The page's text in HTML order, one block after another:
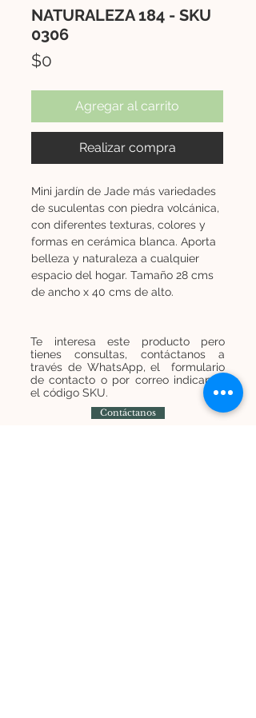
NATURALEZA 184 - SKU
0306
$0
Agregar al carrito
Realizar compra
Mini jardín de Jade más variedades
de suculentas con piedra volcánica,
con diferentes texturas, colores y
formas en cerámica blanca. Aporta
belleza y naturaleza a cualquier
espacio del hogar. Tamaño 28 cms
de ancho x 40 cms de alto.
Te interesa este producto pero
tienes consultas, contáctanos a
través de WhatsApp, el formulario
de contacto o por correo indicando
el código SKU.
Contáctanos